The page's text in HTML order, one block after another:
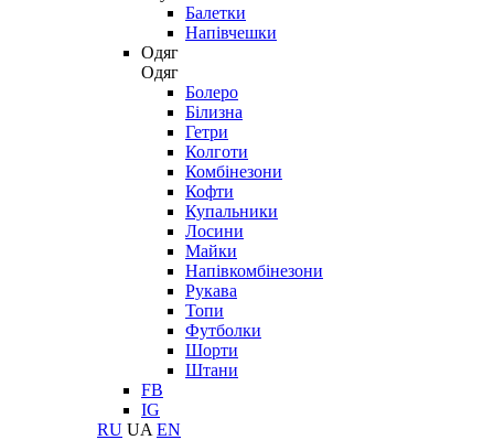
Балетки
Напівчешки
Одяг
Одяг
Болеро
Білизна
Гетри
Колготи
Комбінезони
Кофти
Купальники
Лосини
Майки
Напівкомбінезони
Рукава
Топи
Футболки
Шорти
Штани
FB
IG
RU UA EN